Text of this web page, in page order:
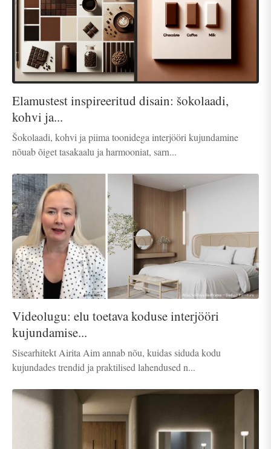
Elamustest inspireeritud disain: šokolaadi,
kohvi ja...
Šokolaadi, kohvi ja piima toonidega interjööri kujundamine
nõuab õiget tasakaalu ja harmooniat, sarn...
Videolugu: elu toetava koduse interjööri
kujundamise...
Sisearhitekt Airita Aim annab nõu, kuidas siduda kodu
kujundades trendid ja praktilised lahendused n...